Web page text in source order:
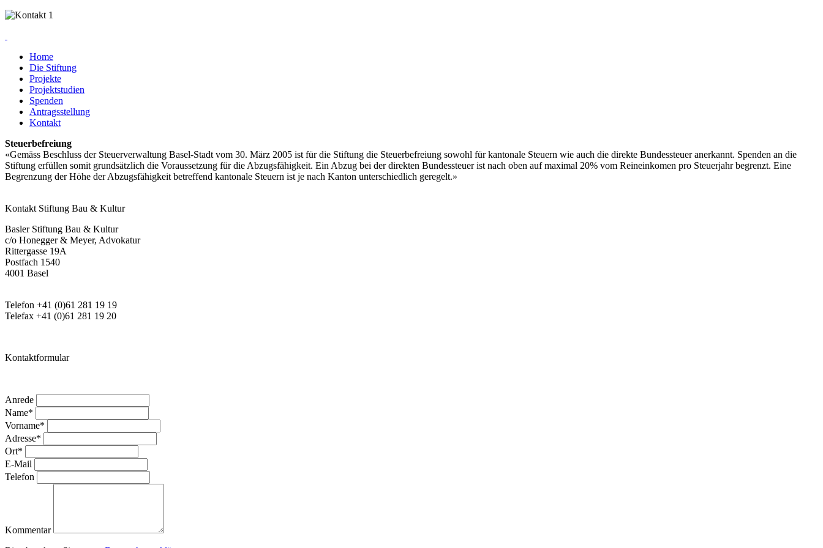
Home
Die Stiftung
Projekte
Projektstudien
Spenden
Antragsstellung
Kontakt
Steuerbefreiung
«Gemäss Beschluss der Steuerverwaltung Basel-Stadt vom 30. März 2005 ist für die Stiftung die Steuerbefreiung sowohl für kantonale Steuern wie auch die direkte Bundessteuer anerkannt. Spenden an die
Stiftung erfüllen somit grundsätzlich die Voraussetzung für die Abzugsfähigkeit. Ein Abzug bei der direkten Bundessteuer ist nach oben auf maximal 20% vom Reineinkomen pro Steuerjahr begrenzt. Eine
Begrenzung der Höhe der Abzugsfähigkeit betreffend kantonale Steuern ist je nach Kanton unterschiedlich geregelt.»
Kontakt Stiftung Bau & Kultur
Basler Stiftung Bau & Kultur
c/o Honegger & Meyer, Advokatur
Rittergasse 19A
Postfach 1540
4001 Basel
Telefon +41 (0)61 281 19 19
Telefax +41 (0)61 281 19 20
Kontaktformular
Anrede
Name*
Vorname*
Adresse*
Ort*
E-Mail
Telefon
Kommentar